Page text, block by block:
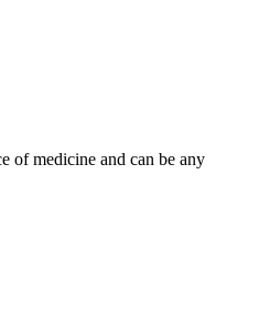
of medicine and can be any